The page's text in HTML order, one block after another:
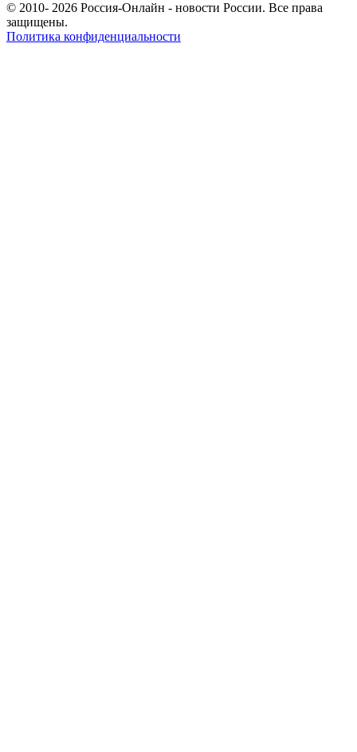
© 2010- 2026 Россия-Онлайн - новости России. Все права
защищены.
Политика конфиденциальности